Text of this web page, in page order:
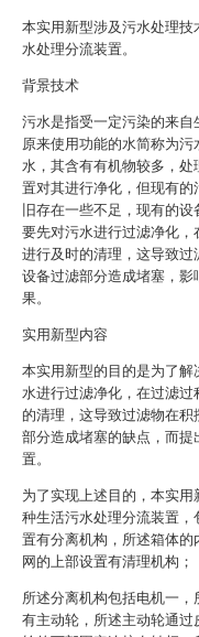
本实用新型涉及污水处理
水处理分流装置。
背景技术
污水是指受一定污染的来自
原来使用功能的水简称为
水，其含有有机物较多，
置对其进行净化，但现有
旧存在一些不足，现有的
要先对污水进行过滤净化
进行及时的清理，这导致
设备过滤部分造成堵塞，
果。
实用新型内容
本实用新型的目的是为了
水进行过滤净化，在过滤
的清理，这导致过滤物在
部分造成堵塞的缺点，而
置。
为了实现上述目的，本实
种生活污水处理分流装置
置有分离机构，所述箱体
网的上部设置有清理机构；
所述分离机构包括电机一
有主动轮，所述主动轮通